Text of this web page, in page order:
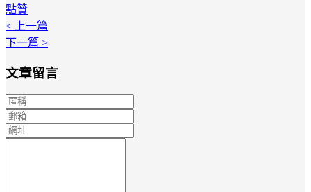
點贊
< 上一篇
下一篇 >
文章留言